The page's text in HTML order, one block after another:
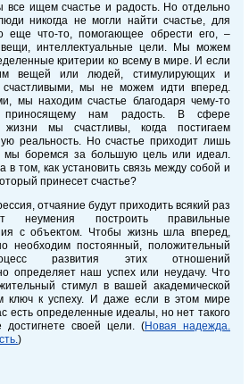
ищем счастье и радость. Но отдельно
никогда не могли найти счастье, для
еще что-то, помогающее обрести его, –
интеллектуальные цели. Мы можем
критерии ко всему в мире. И если
вещей или людей, стимулирующих и
мы не можем идти вперед.
мы находим счастье благодаря чему-то
приносящему нам радость. В сфере
жизни мы счастливы, когда постигаем
реальность. Но счастье приходит лишь
мы боремся за большую цель или идеал.
в том, как установить связь между собой и
принесет счастье?
отчаяние будут приходить всякий раз
неумения построить правильные
с объектом. Чтобы жизнь шла вперед,
необходим постоянный, положительный
развития этих отношений
определяет наш успех или неудачу. Что
стимул в вашей академической
ключ к успеху. И даже если в этом мире
есть определенные идеалы, но нет такого
своей цели. (Новая надежда.
)